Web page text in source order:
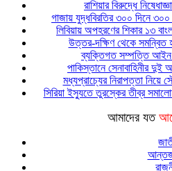
রাশিয়ার বিরুদ্ধে
গাজায় যুদ্ধবিরতির ৩০০ দিনে
লিবিয়ায় অপহরণের শিকার ১৩
উত্তর-দক্ষিণ থেকে
ব্যক্তিগত সম্পত্তি আইন
পাকিস্তানে সেনাবাহিনীর
মধ্যপ্রাচ্যের নিরাপত্তা নিয়ে
সিরিয়া ইস্যুতে তুরস্কের তীব্র
আমাদের যত